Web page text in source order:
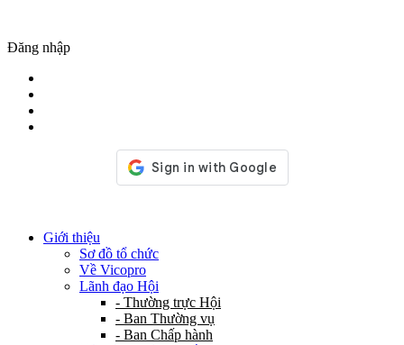
Đăng nhập
Giới thiệu
Sơ đồ tổ chức
Về Vicopro
Lãnh đạo Hội
- Thường trực Hội
- Ban Thường vụ
- Ban Chấp hành